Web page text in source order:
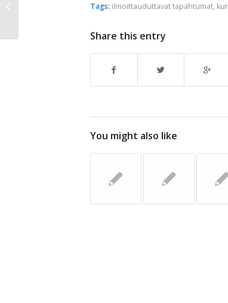
Tags: ilmoittauduttavat tapahtumat,
Share this entry
You might also like
syöpäsairaille lapsille